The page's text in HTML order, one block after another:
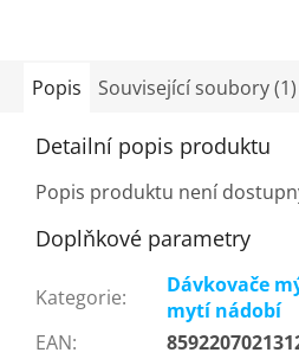
Popis Související soubory (1)
Detailní popis produktu
Popis produktu není
Doplňkové parametry
Kategorie:
Dávkovače
mytí nádobí
EAN: